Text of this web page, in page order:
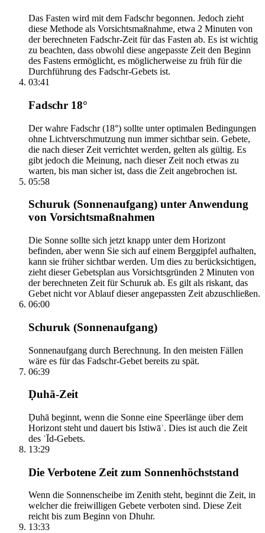
Das Fasten wird mit dem Fadschr begonnen. Jedoch zieht
diese Methode als Vorsichtsmaßnahme, etwa 2 Minuten von
der berechneten Fadschr-Zeit für das Fasten ab. Es ist wichtig
zu beachten, dass obwohl diese angepasste Zeit den Beginn
des Fastens ermöglicht, es möglicherweise zu früh für die
Durchführung des Fadschr-Gebets ist.
03:41
Fadschr 18°
Der wahre Fadschr (18°) sollte unter optimalen Bedingungen
ohne Lichtverschmutzung nun immer sichtbar sein. Gebete,
die nach dieser Zeit verrichtet werden, gelten als gültig. Es
gibt jedoch die Meinung, nach dieser Zeit noch etwas zu
warten, bis man sicher ist, dass die Zeit angebrochen ist.
05:58
Schuruk (Sonnenaufgang) unter Anwendung
von Vorsichtsmaßnahmen
Die Sonne sollte sich jetzt knapp unter dem Horizont
befinden, aber wenn Sie sich auf einem Berggipfel aufhalten,
kann sie früher sichtbar werden. Um dies zu berücksichtigen,
zieht dieser Gebetsplan aus Vorsichtsgründen 2 Minuten von
der berechneten Zeit für Schuruk ab. Es gilt als riskant, das
Gebet nicht vor Ablauf dieser angepassten Zeit abzuschließen.
06:00
Schuruk (Sonnenaufgang)
Sonnenaufgang durch Berechnung. In den meisten Fällen
wäre es für das Fadschr-Gebet bereits zu spät.
06:39
Ḍuhā-Zeit
Ḍuhā beginnt, wenn die Sonne eine Speerlänge über dem
Horizont steht und dauert bis Istiwāʾ. Dies ist auch die Zeit
des ʿĪd-Gebets.
13:29
Die Verbotene Zeit zum Sonnenhöchststand
Wenn die Sonnenscheibe im Zenith steht, beginnt die Zeit, in
welcher die freiwilligen Gebete verboten sind. Diese Zeit
reicht bis zum Beginn von Dhuhr.
13:33